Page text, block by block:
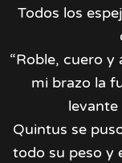
Todos los
“Roble, cuero
mi brazo la
levante
Quintus se
todo su peso y